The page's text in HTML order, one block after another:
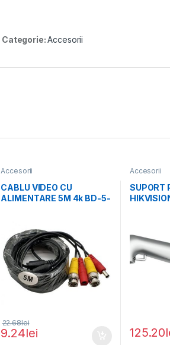
Categorie:Accesorii
Accesorii
CABLU VIDEO CU
ALIMENTARE 5M 4k BD-5-
9.24lei
22.68lei
Accesorii
SUPORT
125.20